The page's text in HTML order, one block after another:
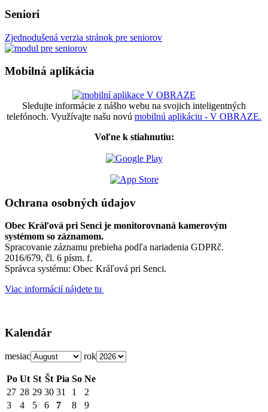
Seniori
Zjednodušená verzia stránok pre seniorov
Mobilná aplikácia
Sledujte informácie z nášho webu na svojich inteligentných
telefónoch. Využívajte našu novú mobilnú aplikáciu - V OBRAZE.
Voľne k stiahnutiu:
Ochrana osobných údajov
Obec Kráľová pri Senci je monitorovnaná kamerovým
systémom so záznamom.
Spracovanie záznamu prebieha podľa nariadenia GDPRč.
2016/679, čl. 6 písm. f.
Správca systému: Obec Kráľová pri Senci.
Viac informácií nájdete tu
Kalendár
mesiac rok
Po Ut St Št Pia So Ne
27 28 29 30 31 1
2
3
4 5 6 7 8
9